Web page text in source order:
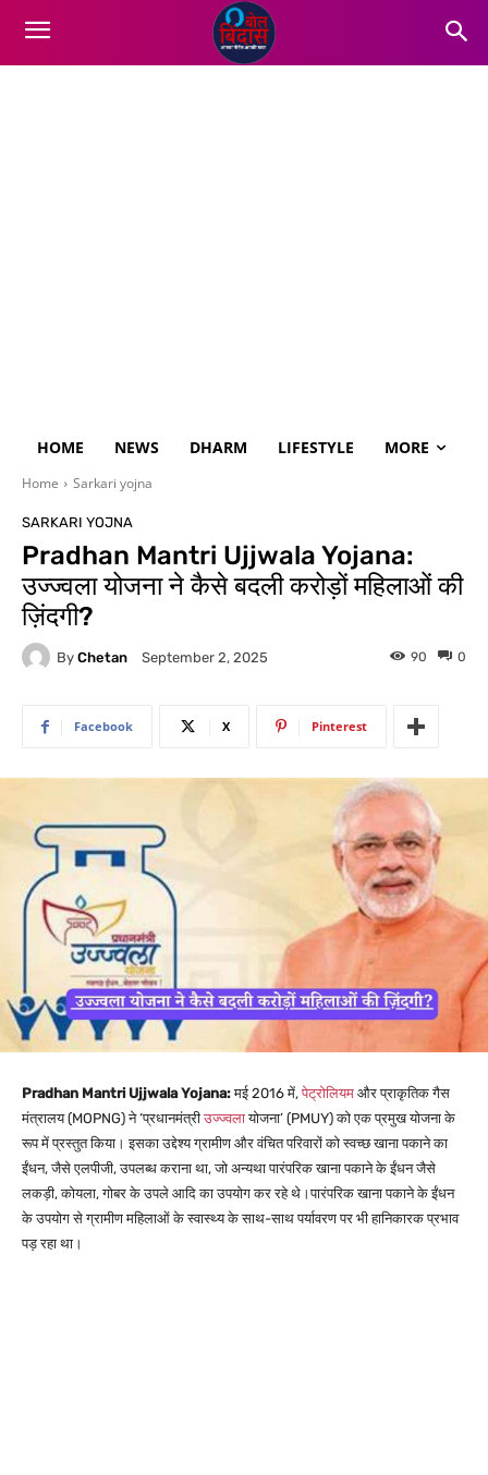
HOME NEWS DHARM LIFESTYLE MORE
Home Sarkari yojna
SARKARI YOJNA
Pradhan Mantri Ujjwala Yojana:
उज्ज्वला योजना ने कैसे बदली करोड़ों महिलाओं की
ज़िंदगी?
By Chetan September 2, 2025 0
90
Facebook X Pinterest
Pradhan Mantri Ujjwala Yojana:मई 2016 में,पेट्रोलियम और प्राकृतिक गैस
मंत्रालय (MOPNG) ने ‘प्रधानमंत्रीउज्ज्वलायोजना’ (PMUY) को एक प्रमुख योजना के
रूप में प्रस्तुत किया। इसका उद्देश्य ग्रामीण और वंचित परिवारों को स्वच्छ खाना पकाने का
ईंधन, जैसे एलपीजी, उपलब्ध कराना था, जो अन्यथा पारंपरिक खाना पकाने के ईंधन जैसे
लकड़ी, कोयला, गोबर के उपले आदि का उपयोग कर रहे थे।पारंपरिक खाना पकाने के ईंधन
के उपयोग से ग्रामीण महिलाओं के स्वास्थ्य के साथ-साथ पर्यावरण पर भी हानिकारक प्रभाव
पड़ रहा था।